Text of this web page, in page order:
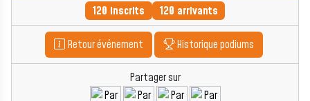
120 inscrits 120 arrivants
Retour événement Historique podiums
Partager sur